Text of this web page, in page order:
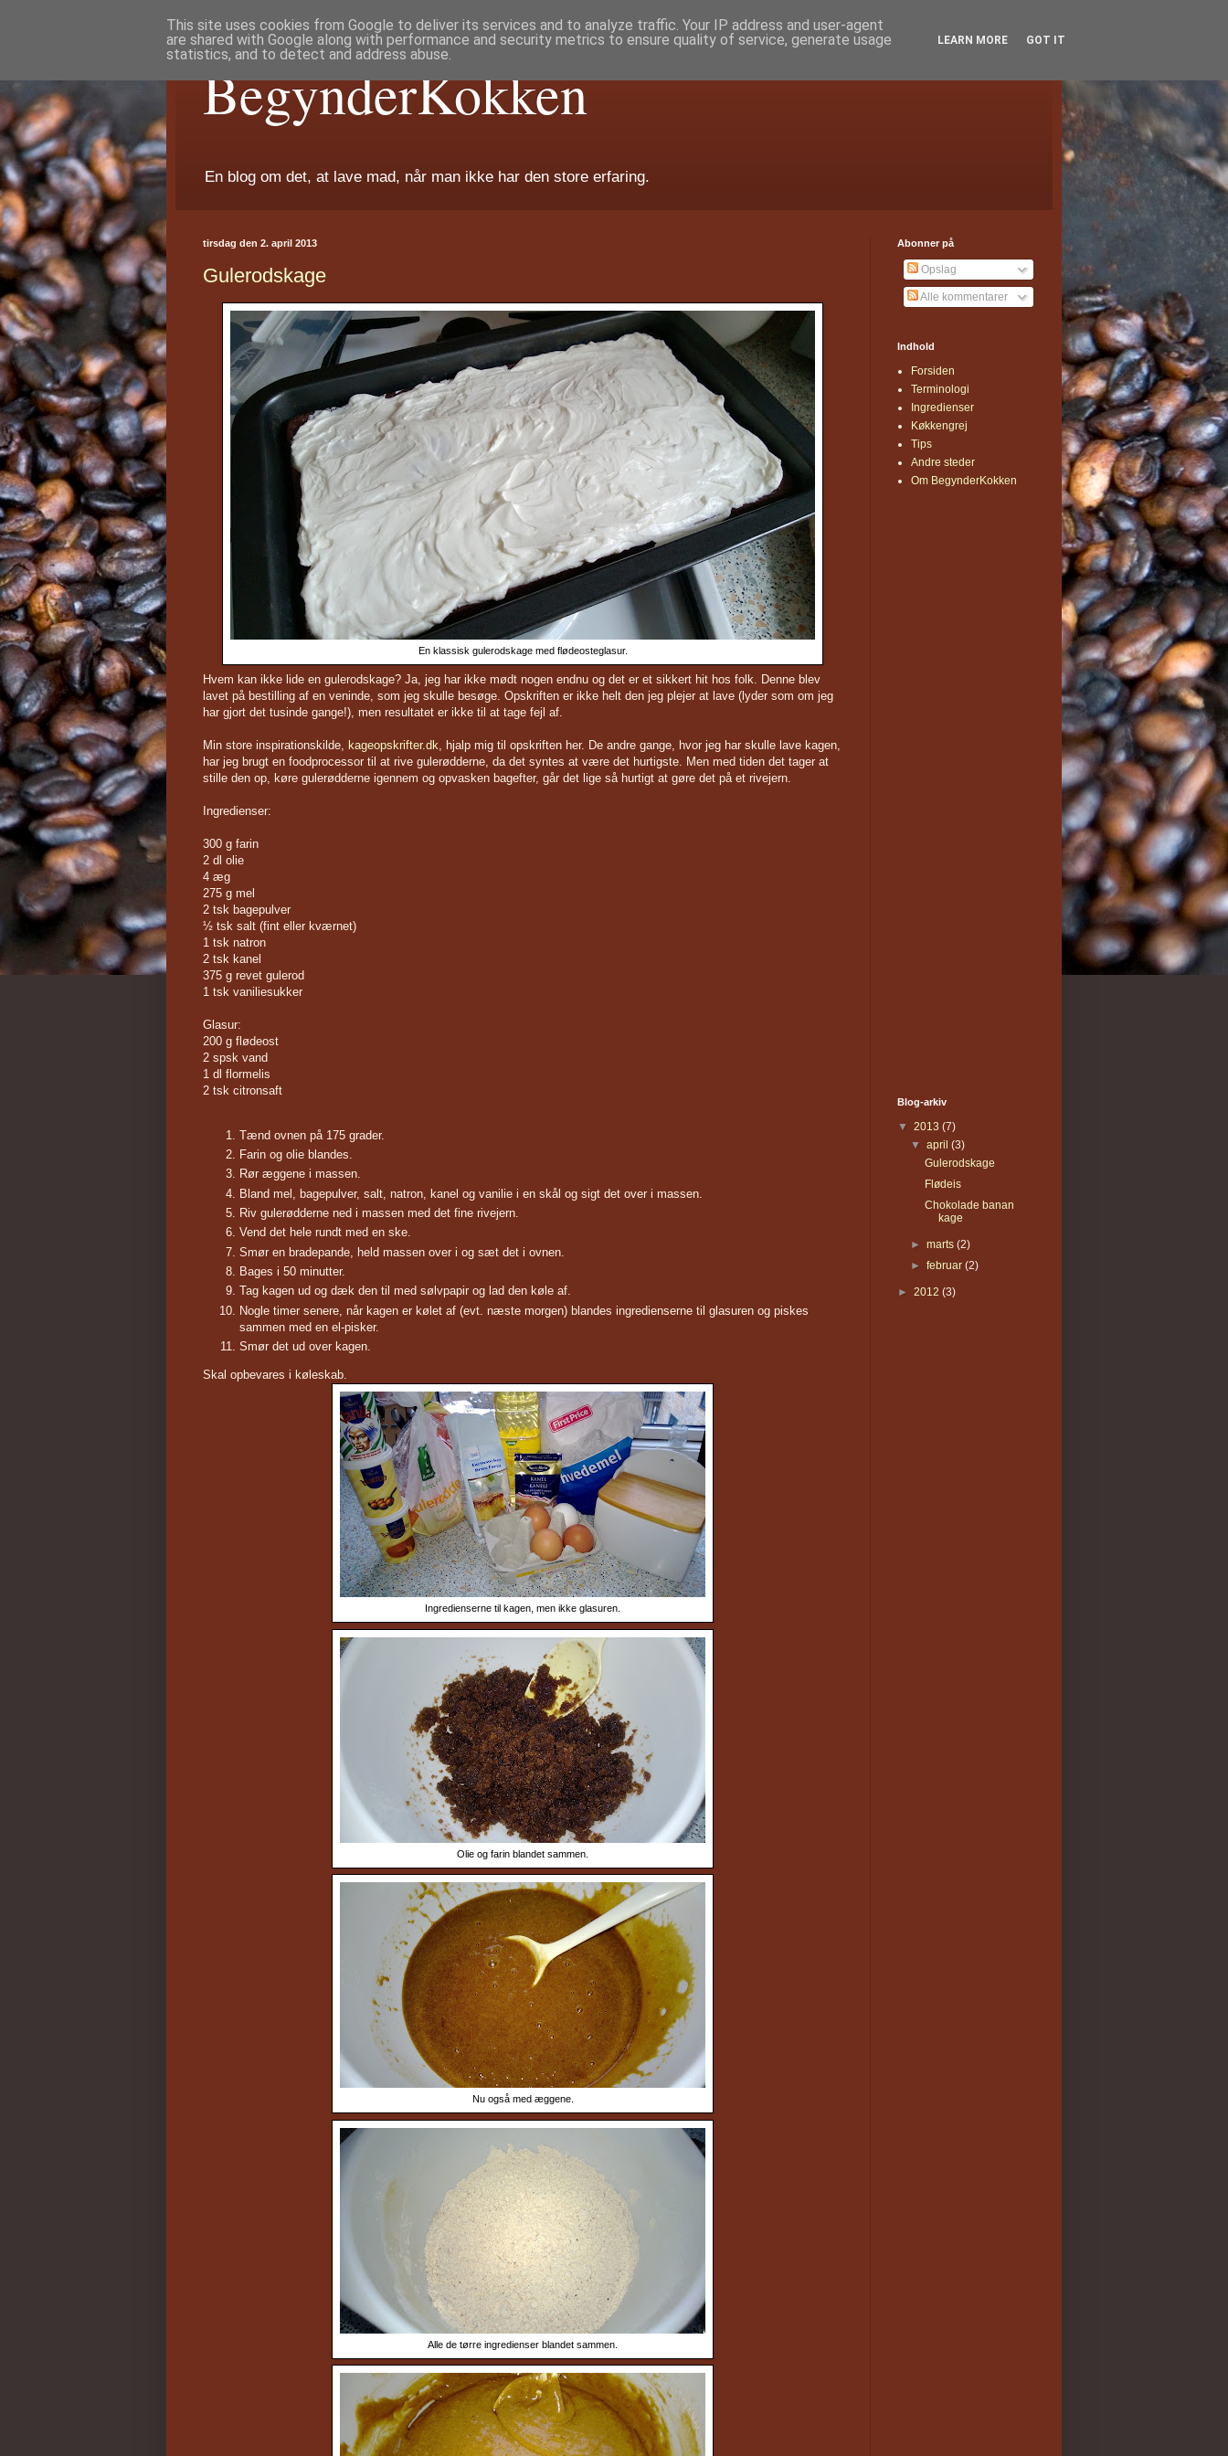
BegynderKokken
En blog om det, at lave mad, når man ikke har den store erfaring.
tirsdag den 2. april 2013
Gulerodskage
En klassisk gulerodskage med flødeosteglasur.
Hvem kan ikke lide en gulerodskage? Ja, jeg har ikke mødt nogen endnu og det er et sikkert hit hos folk. Denne blev
lavet på bestilling af en veninde, som jeg skulle besøge. Opskriften er ikke helt den jeg plejer at lave (lyder som om jeg
har gjort det tusinde gange!), men resultatet er ikke til at tage fejl af.
Min store inspirationskilde, kageopskrifter.dk , hjalp mig til opskriften her. De andre gange, hvor jeg har skulle lave kagen,
har jeg brugt en foodprocessor til at rive gulerødderne, da det syntes at være det hurtigste. Men med tiden det tager at
stille den op, køre gulerødderne igennem og opvasken bagefter, går det lige så hurtigt at gøre det på et rivejern.
Ingredienser:
300 g farin
2 dl olie
4 æg
275 g mel
2 tsk bagepulver
½ tsk salt (fint eller kværnet)
1 tsk natron
2 tsk kanel
375 g revet gulerod
1 tsk vaniliesukker
Glasur:
200 g flødeost
2 spsk vand
1 dl flormelis
2 tsk citronsaft
Tænd ovnen på 175 grader.
Farin og olie blandes.
Rør æggene i massen.
Bland mel, bagepulver, salt, natron, kanel og vanilie i en skål og sigt det over i massen.
Riv gulerødderne ned i massen med det fine rivejern.
Vend det hele rundt med en ske.
Smør en bradepande, held massen over i og sæt det i ovnen.
Bages i 50 minutter.
Tag kagen ud og dæk den til med sølvpapir og lad den køle af.
Nogle timer senere, når kagen er kølet af (evt. næste morgen) blandes ingredienserne til glasuren og piskes
sammen med en el-pisker.
Smør det ud over kagen.
Skal opbevares i køleskab.
Ingredienserne til kagen, men ikke glasuren.
Olie og farin blandet sammen.
Nu også med æggene.
Alle de tørre ingredienser blandet sammen.
Abonner på
Opslag
Alle kommentarer
Indhold
Forsiden
Terminologi
Ingredienser
Køkkengrej
Tips
Andre steder
Om BegynderKokken
Blog-arkiv
▼ 2013 (7)
▼april(3)
Gulerodskage
Flødeis
Chokolade banan
kage
►marts(2)
►februar(2)
► 2012 (3)
This site uses cookies from Google to deliver its services and to analyze traffic. Your IP address and user-agent
are shared with Google along with performance and security metrics to ensure quality of service, generate usage
statistics, and to detect and address abuse.
LEARN MORE GOT IT